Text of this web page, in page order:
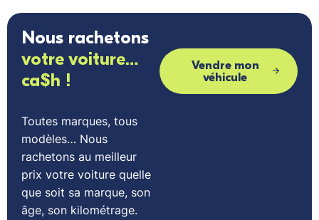
Nous rachetons
votre voiture…
ca$h !
Toutes marques, tous
modèles… Nous
rachetons au meilleur
prix votre voiture quelle
que soit sa marque, son
âge, son kilométrage.
Vendre mon
véhicule